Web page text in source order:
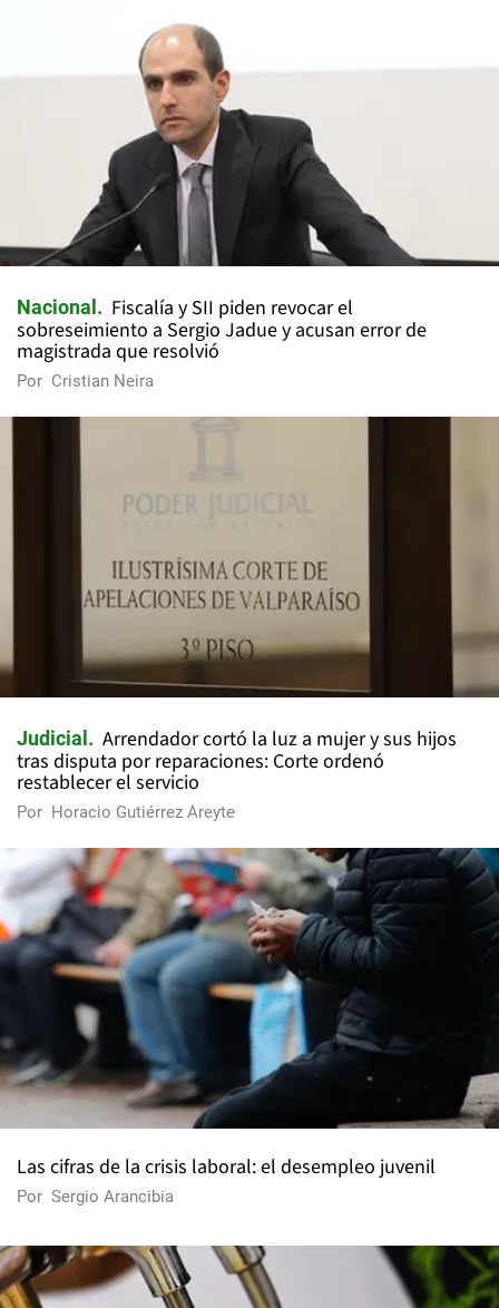
Nacional
Fiscalía y SII piden revocar el
sobreseimiento a Sergio Jadue y acusan error de
magistrada que resolvió
Por Cristian Neira
Judicial
Arrendador cortó la luz a mujer y sus hijos
tras disputa por reparaciones: Corte ordenó
restablecer el servicio
Por Horacio Gutiérrez Areyte
Las cifras de la crisis laboral: el desempleo juvenil
Por Sergio Arancibia